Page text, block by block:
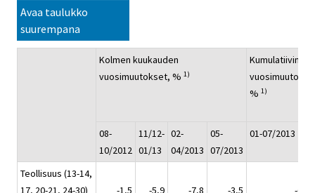
Avaa taulukko
suurempana
Kolmen kuukauden
vuosimuutokset, % 1)
Kumulatiivinen
vuosimuutos,
% 1)
08-
10/2012
11/12-
01/13
02-
04/2013
05-
07/2013
01-07/2013
Teollisuus (13-14,
17, 20-21, 24-30)
-1,5 -5,9 -7,8 -3,5
-6,2